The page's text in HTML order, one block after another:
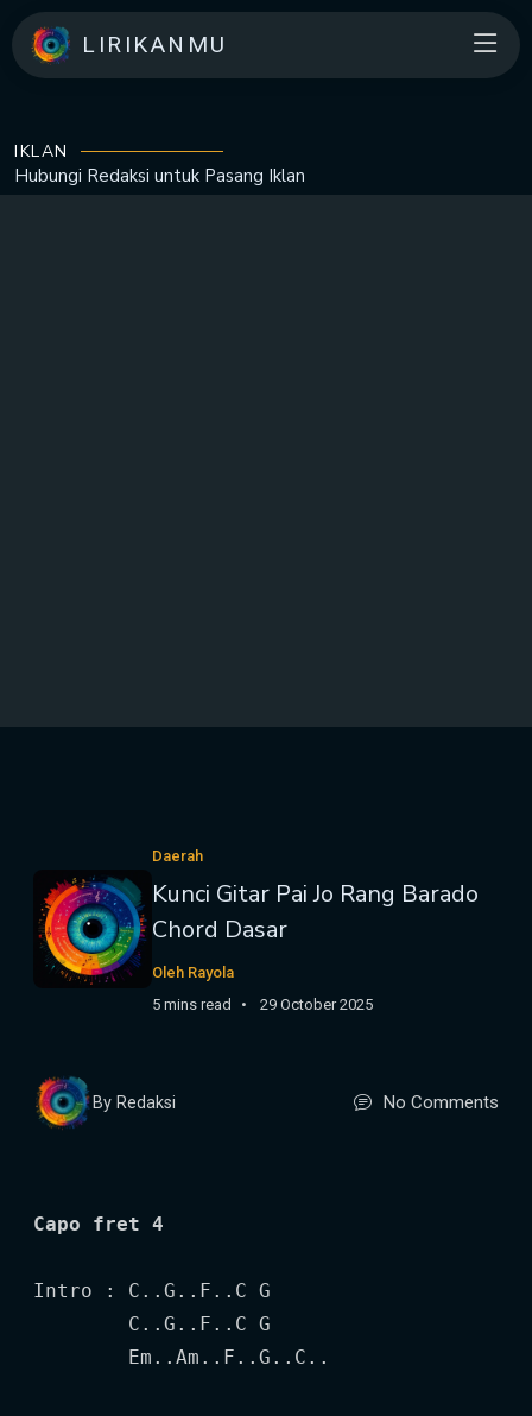
LIRIKANMU
IKLAN
Hubungi Redaksi untuk Pasang Iklan
Daerah
Kunci Gitar Pai Jo Rang Barado
Chord Dasar
Oleh Rayola
5 mins read
29 October 2025
By Redaksi No Comments
Capo fret 4
Intro : C..G..F..C G
        C..G..F..C G
        Em..Am..F..G..C..